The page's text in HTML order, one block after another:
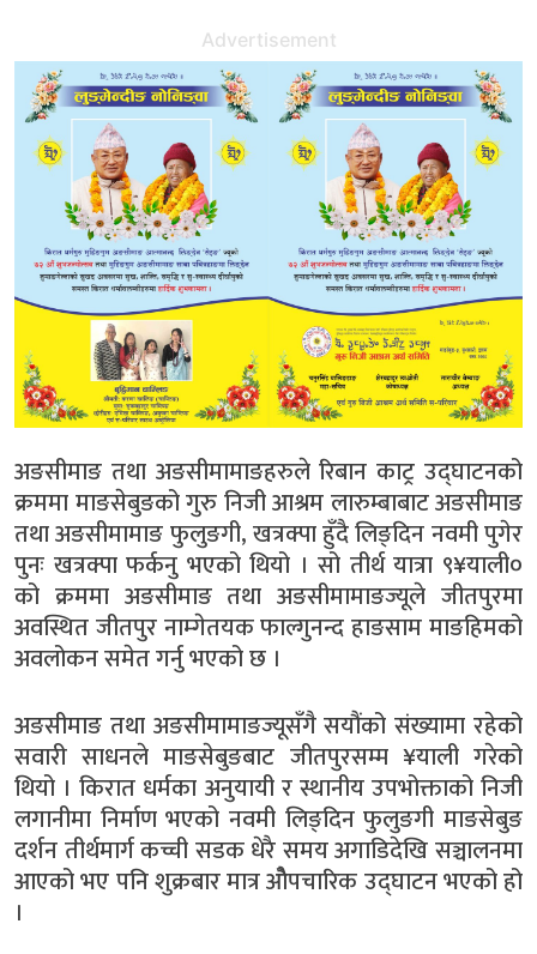
Advertisement
अङसीमाङ तथा अङसीमामाङहरुले रिबान काट्र उद्घाटनको
क्रममा माङसेबुङको गुरु निजी आश्रम लारुम्बाबाट अङसीमाङ
तथा अङसीमामाङ फुलुङगी, खत्रक्पा हुँदै लिङ्दिन नवमी पुगेर
पुनः खत्रक्पा फर्कनु भएको थियो । सो तीर्थ यात्रा ९¥याली०
को क्रममा अङसीमाङ तथा अङसीमामाङज्यूले जीतपुरमा
अवस्थित जीतपुर नाम्गेतयक फाल्गुनन्द हाङसाम माङहिमको
अवलोकन समेत गर्नु भएको छ ।
अङसीमाङ तथा अङसीमामाङज्यूसँगै सयौंको संख्यामा रहेको
सवारी साधनले माङसेबुङबाट जीतपुरसम्म ¥याली गरेको
थियो । किरात धर्मका अनुयायी र स्थानीय उपभोक्ताको निजी
लगानीमा निर्माण भएको नवमी लिङ्दिन फुलुङगी माङसेबुङ
दर्शन तीर्थमार्ग कच्ची सडक धेरै समय अगाडिदेखि सञ्चालनमा
आएको भए पनि शुक्रबार मात्र ओैपचारिक उद्घाटन भएको हो
।